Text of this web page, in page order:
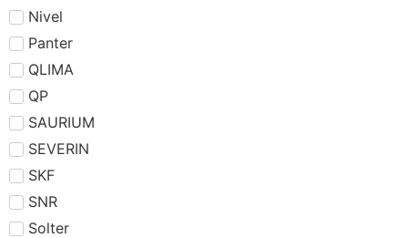
Nivel
Panter
QLIMA
QP
SAURIUM
SEVERIN
SKF
SNR
Solter